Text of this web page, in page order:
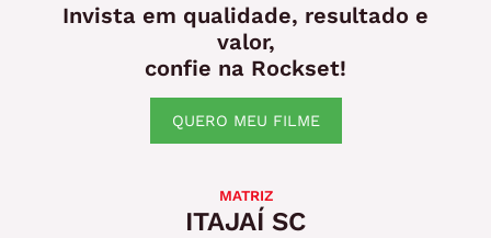
Invista em qualidade, resultado e
valor,
confie na Rockset!
QUERO MEU FILME
MATRIZ
ITAJAÍ SC